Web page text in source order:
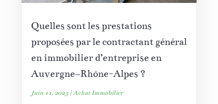
Quelles sont les prestations
proposées par le contractant général
en immobilier d’entreprise en
Auvergne–Rhône-Alpes ?
Juin 11, 2025|Achat Immobilier